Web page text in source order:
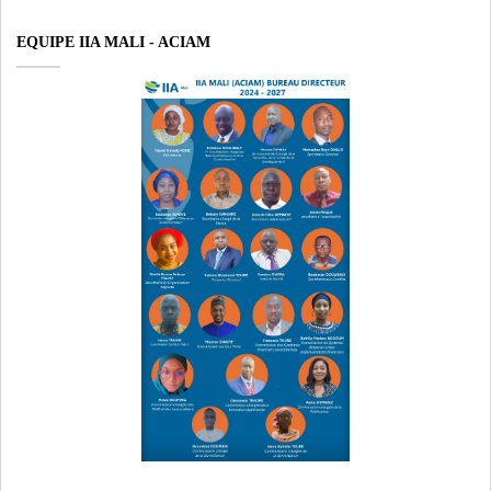
EQUIPE IIA MALI - ACIAM